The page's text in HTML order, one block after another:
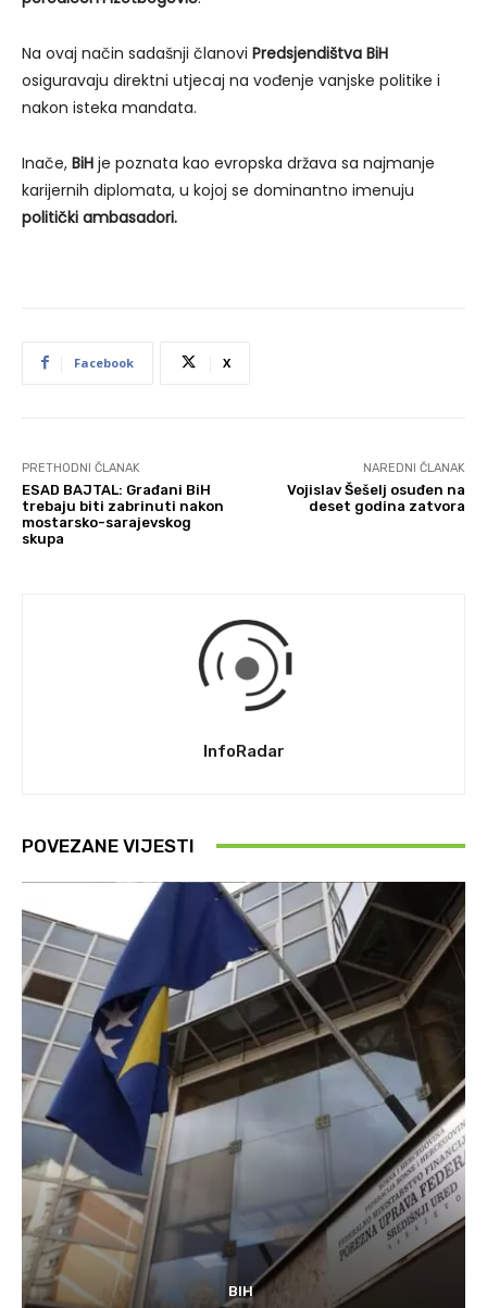
Na ovaj način sadašnji članovi Predsjendištva BiH
osiguravaju direktni utjecaj na vođenje vanjske politike i
nakon isteka mandata.
Inače, BiH je poznata kao evropska država sa najmanje
karijernih diplomata, u kojoj se dominantno imenuju
politički ambasadori.
Facebook X
PRETHODNI ČLANAK
ESAD BAJTAL: Građani BiH
trebaju biti zabrinuti nakon
mostarsko-sarajevskog
skupa
NAREDNI ČLANAK
Vojislav Šešelj osuđen na
deset godina zatvora
InfoRadar
POVEZANE VIJESTI
BIH